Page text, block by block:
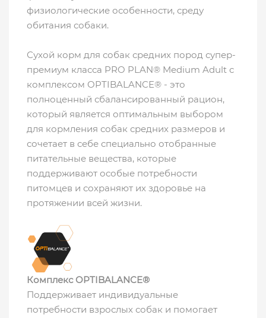
физиологические особенности, среду
обитания собаки.
Сухой корм для собак средних пород супер-
премиум класса PRO PLAN® Medium Adult с
комплексом OPTIBALANCE® - это
полноценный сбалансированный рацион,
который является оптимальным выбором
для кормления собак средних размеров и
сочетает в себе специально отобранные
питательные вещества, которые
поддерживают особые потребности
питомцев и сохраняют их здоровье на
протяжении всей жизни.
Комплекс OPTIBALANCE®
Поддерживает индивидуальные
потребности взрослых собак и помогает